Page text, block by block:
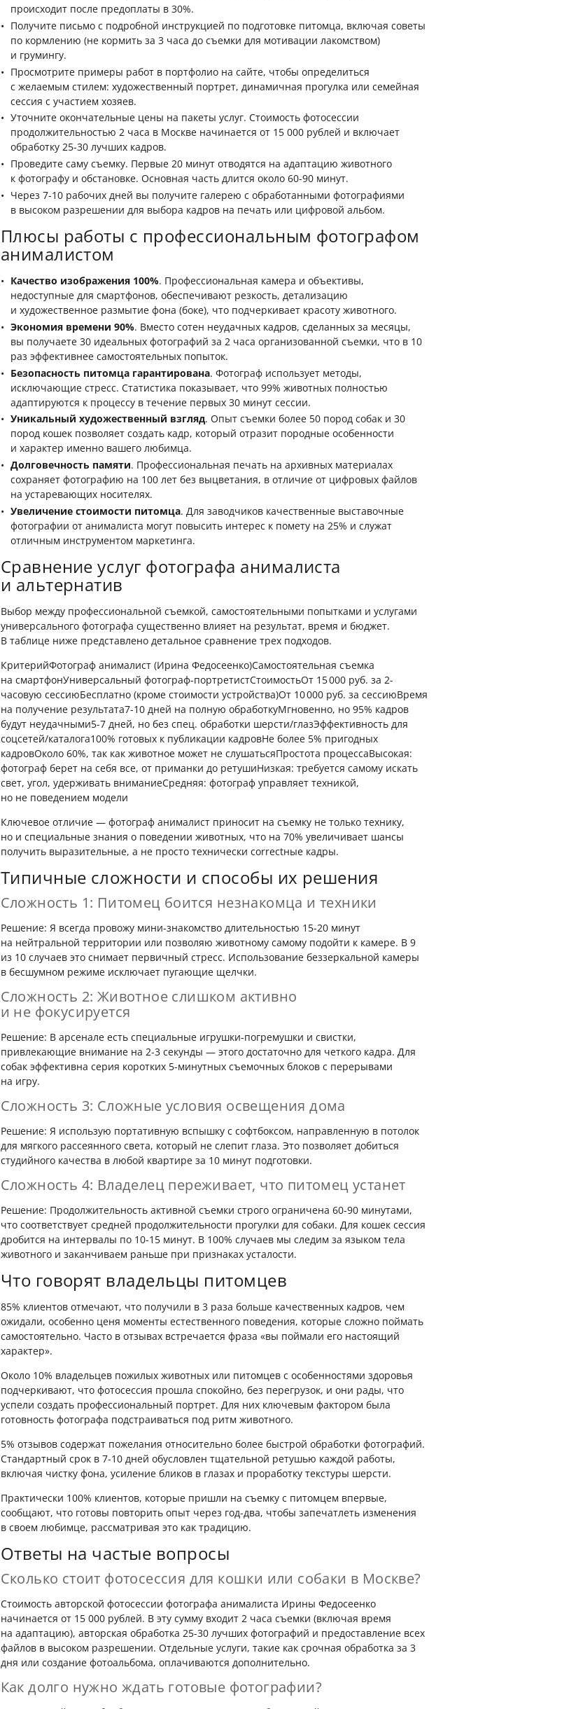
происходит после предоплаты в 30%.
Получите письмо с подробной инструкцией по подготовке питомца, включая советы
по кормлению (не кормить за 3 часа до съемки для мотивации лакомством)
и грумингу.
Просмотрите примеры работ в портфолио на сайте, чтобы определиться
с желаемым стилем: художественный портрет, динамичная прогулка или семейная
сессия с участием хозяев.
Уточните окончательные цены на пакеты услуг. Стоимость фотосессии
продолжительностью 2 часа в Москве начинается от 15 000 рублей и включает
обработку 25-30 лучших кадров.
Проведите саму съемку. Первые 20 минут отводятся на адаптацию животного
к фотографу и обстановке. Основная часть длится около 60-90 минут.
Через 7-10 рабочих дней вы получите галерею с обработанными фотографиями
в высоком разрешении для выбора кадров на печать или цифровой альбом.
Плюсы работы с профессиональным фотографом
анималистом
Качество изображения 100%. Профессиональная камера и объективы,
недоступные для смартфонов, обеспечивают резкость, детализацию
и художественное размытие фона (боке), что подчеркивает красоту животного.
Экономия времени 90%. Вместо сотен неудачных кадров, сделанных за месяцы,
вы получаете 30 идеальных фотографий за 2 часа организованной съемки, что в 10
раз эффективнее самостоятельных попыток.
Безопасность питомца гарантирована. Фотограф использует методы,
исключающие стресс. Статистика показывает, что 99% животных полностью
адаптируются к процессу в течение первых 30 минут сессии.
Уникальный художественный взгляд. Опыт съемки более 50 пород собак и 30
пород кошек позволяет создать кадр, который отразит породные особенности
и характер именно вашего любимца.
Долговечность памяти. Профессиональная печать на архивных материалах
сохраняет фотографию на 100 лет без выцветания, в отличие от цифровых файлов
на устаревающих носителях.
Увеличение стоимости питомца. Для заводчиков качественные выставочные
фотографии от анималиста могут повысить интерес к помету на 25% и служат
отличным инструментом маркетинга.
Сравнение услуг фотографа анималиста
и альтернатив
Выбор между профессиональной съемкой, самостоятельными попытками и услугами
универсального фотографа существенно влияет на результат, время и бюджет.
В таблице ниже представлено детальное сравнение трех подходов.
КритерийФотограф анималист (Ирина Федосеенко)Самостоятельная съемка
на смартфонУниверсальный фотограф-портретистСтоимостьОт 15 000 руб. за 2-
часовую сессиюБесплатно (кроме стоимости устройства)От 10 000 руб. за сессиюВремя
на получение результата7-10 дней на полную обработкуМгновенно, но 95% кадров
будут неудачными5-7 дней, но без спец. обработки шерсти/глазЭффективность для
соцсетей/каталога100% готовых к публикации кадровНе более 5% пригодных
кадровОколо 60%, так как животное может не слушатьсяПростота процессаВысокая:
фотограф берет на себя все, от приманки до ретушиНизкая: требуется самому искать
свет, угол, удерживать вниманиеСредняя: фотограф управляет техникой,
но не поведением модели
Ключевое отличие — фотограф анималист приносит на съемку не только технику,
но и специальные знания о поведении животных, что на 70% увеличивает шансы
получить выразительные, а не просто технически correctные кадры.
Типичные сложности и способы их решения
Сложность 1: Питомец боится незнакомца и техники
Решение: Я всегда провожу мини-знакомство длительностью 15-20 минут
на нейтральной территории или позволяю животному самому подойти к камере. В 9
из 10 случаев это снимает первичный стресс. Использование беззеркальной камеры
в бесшумном режиме исключает пугающие щелчки.
Сложность 2: Животное слишком активно
и не фокусируется
Решение: В арсенале есть специальные игрушки-погремушки и свистки,
привлекающие внимание на 2-3 секунды — этого достаточно для четкого кадра. Для
собак эффективна серия коротких 5-минутных съемочных блоков с перерывами
на игру.
Сложность 3: Сложные условия освещения дома
Решение: Я использую портативную вспышку с софтбоксом, направленную в потолок
для мягкого рассеянного света, который не слепит глаза. Это позволяет добиться
студийного качества в любой квартире за 10 минут подготовки.
Сложность 4: Владелец переживает, что питомец устанет
Решение: Продолжительность активной съемки строго ограничена 60-90 минутами,
что соответствует средней продолжительности прогулки для собаки. Для кошек сессия
дробится на интервалы по 10-15 минут. В 100% случаев мы следим за языком тела
животного и заканчиваем раньше при признаках усталости.
Что говорят владельцы питомцев
85% клиентов отмечают, что получили в 3 раза больше качественных кадров, чем
ожидали, особенно ценя моменты естественного поведения, которые сложно поймать
самостоятельно. Часто в отзывах встречается фраза «вы поймали его настоящий
характер».
Около 10% владельцев пожилых животных или питомцев с особенностями здоровья
подчеркивают, что фотосессия прошла спокойно, без перегрузок, и они рады, что
успели создать профессиональный портрет. Для них ключевым фактором была
готовность фотографа подстраиваться под ритм животного.
5% отзывов содержат пожелания относительно более быстрой обработки фотографий.
Стандартный срок в 7-10 дней обусловлен тщательной ретушью каждой работы,
включая чистку фона, усиление бликов в глазах и проработку текстуры шерсти.
Практически 100% клиентов, которые пришли на съемку с питомцем впервые,
сообщают, что готовы повторить опыт через год-два, чтобы запечатлеть изменения
в своем любимце, рассматривая это как традицию.
Ответы на частые вопросы
Сколько стоит фотосессия для кошки или собаки в Москве?
Стоимость авторской фотосессии фотографа анималиста Ирины Федосеенко
начинается от 15 000 рублей. В эту сумму входит 2 часа съемки (включая время
на адаптацию), авторская обработка 25-30 лучших фотографий и предоставление всех
файлов в высоком разрешении. Отдельные услуги, такие как срочная обработка за 3
дня или создание фотоальбома, оплачиваются дополнительно.
Как долго нужно ждать готовые фотографии?